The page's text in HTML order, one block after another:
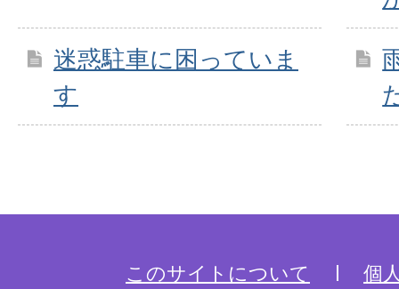
迷惑駐車に困っていま
す
このサイトについて
個